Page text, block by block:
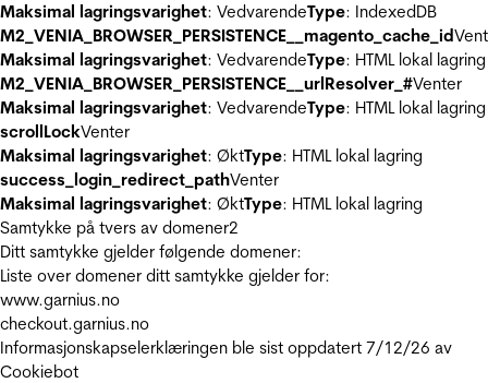
Maksimal lagringsvarighet: VedvarendeType: IndexedDB
M2_VENIA_BROWSER_PERSISTENCE__magento_cache_id
Maksimal lagringsvarighet: VedvarendeType: HTML lokal lagring
M2_VENIA_BROWSER_PERSISTENCE__urlResolver_#Venter
Maksimal lagringsvarighet: VedvarendeType: HTML lokal lagring
scrollLockVenter
Maksimal lagringsvarighet: ØktType: HTML lokal lagring
success_login_redirect_pathVenter
Maksimal lagringsvarighet: ØktType: HTML lokal lagring
Samtykke på tvers av domener2
Ditt samtykke gjelder følgende domener:
Liste over domener ditt samtykke gjelder for:
www.garnius.no
checkout.garnius.no
Informasjonskapselerklæringen ble sist oppdatert 7/12/26 av
Cookiebot